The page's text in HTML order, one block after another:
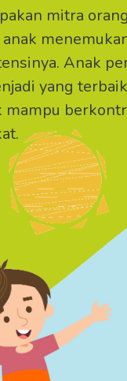
mitra
Anak
yang
mampu